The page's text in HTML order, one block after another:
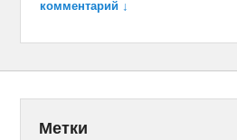
комментарий ↓
Метки